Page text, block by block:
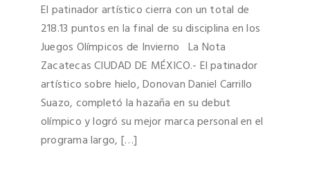
El patinador artístico cierra con un total de
218.13 puntos en la final de su disciplina en los
Juegos Olímpicos de Invierno La Nota
Zacatecas CIUDAD DE MÉXICO.- El patinador
artístico sobre hielo, Donovan Daniel Carrillo
Suazo, completó la hazaña en su debut
olímpico y logró su mejor marca personal en el
programa largo, […]